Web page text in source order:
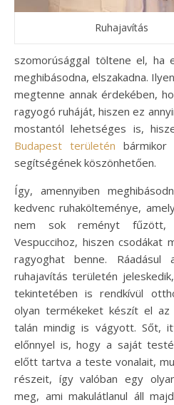
Ruhajavítás
szomorúsággal töltene el, ha
meghibásodna, elszakadna.
megtenne annak érdekében,
ragyogó ruháját, hiszen ez
mostantól lehetséges is,
Budapest területén bármikor
segítségének köszönhetően.
Így, amennyiben
kedvenc ruhakölteménye,
nem sok reményt fűzött,
Vespuccihoz, hiszen csodákat
ragyoghat benne. Ráadásul
ruhajavítás területén
tekintetében is rendkívül
olyan termékeket készít el az
talán mindig is vágyott. Sőt,
előnnyel is, hogy a saját
előtt tartva a teste vonalait,
részeit, így valóban egy
meg, ami makulátlanul áll